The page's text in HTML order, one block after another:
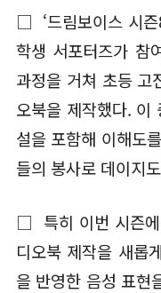
□ ‘드림보이스 시즌
학생 서포터즈가 참
과정을 거쳐 초등 고
오북을 제작했다. 이
설을 포함해 이해도
들의 봉사로 데이지
□ 특히 이번 시즌에
디오북 제작을 새롭
을 반영한 음성 표현